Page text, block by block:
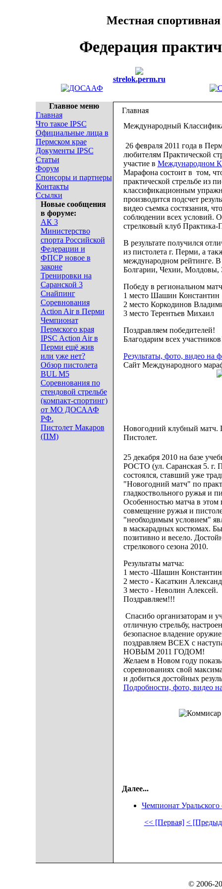
Местная
Федерация
strelok.perm.ru
Главное меню
Главная
Что такое IPSC
Официальные лица в
Пермском крае
Документы IPSC
Статьи
Форум
Спонсоры и партнеры
Контакты
Ссылки
Новые сообщения
в форуме:
АК 3
Министерство
спорта Российской
Федерации и
ФПСР новое в
законе
Тренировки на
Саранской 3
Снайпинг
Соревнования
Action Air в Перми
Чемпионат
Пермского края
IPSC Action Air в
Перми ещё жив
или уже нет?
Обзор пистолета
BUL M5
Соревнования по
стендовой стрельбе
(компакт-спортинг)
от МО ДОСААФ
РФ.
Пистолет Макаров
(ПМ)
Главная
Международный
26 февраля 2011 года в
любителям Практической
участие в Международном
Марафона состоит в том,
практической стрельбе из
классификационным
производится подсчет
видео съемка состязания,
соблюдении всех условий.
стрелковый клуб
В результате получился
из пистолета г. Перми, а
международном рейтинге. В
Болгарии, Чехии, Молдовы,
Победу в региональном
1 место Шашин Константин
2 место Коркодинов
3 место Терентьев Михаил
Поздравляем победителей!
Благодарим всех
Результаты, фото, видео на
Сайт Международного
Новогодний клубный матч.
Пистолет.
25 декабря 2010 на базе
РОСТО (ул. Саранская 5. г.
состоялся, ставший уже
"Новогодний матч" по
гладкоствольного ружья и
Особенностью матча в этом
совмещение ружья и
"необходимым условием"
в маскарадных костюмах.
позитивно и весело.
стрелкового сезона 2010.
Результаты матча:
1 место -Шашин
2 место - Касаткин
3 место - Неволин Алексей.
Поздравляем!!!
Спасибо организаторам и
отличную стрельбу,
безопасное владение
поздравляем ВСЕХ с
НОВЫМ 2011 ГОДОМ!
Желаем в Новом году
соревнованиях свой
и добиться достойных
Подробности, фото, видео
Далее...
Чемпионат Уральского
<< [Первая] <
© 2006-